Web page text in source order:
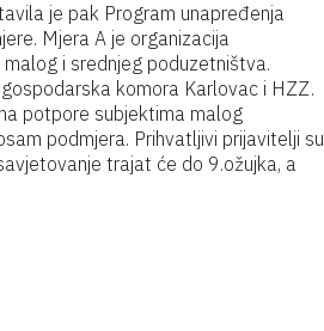
je pak Program unapređenja
Mjera A je organizacija
i srednjeg poduzetništva.
komora Karlovac i HZZ.
potpore subjektima malog
podmjera. Prihvatljivi prijavitelji su
trajat će do 9.ožujka, a